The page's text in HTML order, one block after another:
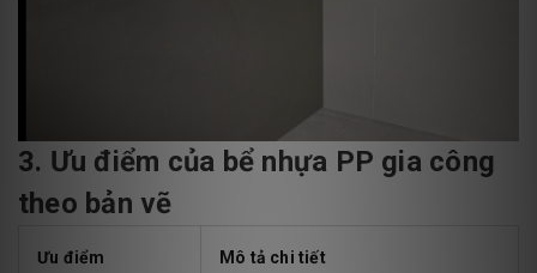
3. Ưu điểm của bể nhựa PP gia công
theo bản vẽ
Ưu điểm Mô tả chi tiết